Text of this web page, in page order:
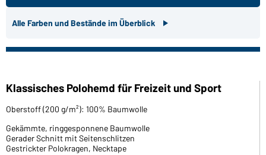
Alle Farben und Bestände im Überblick
Klassisches Polohemd für Freizeit und Sport
Oberstoff (200 g/m²): 100% Baumwolle
Gekämmte, ringgesponnene Baumwolle
Gerader Schnitt mit Seitenschlitzen
Gestrickter Polokragen, Necktape